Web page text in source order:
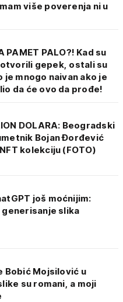
više poverenja ni u
PAMET PALO?! Kad su
gepek, ostali su
je mnogo naivan ako je
da će ovo da prođe!
DOLARA: Beogradski
Bojan Đorđević
kolekciju (FOTO)
još moćnijim:
slika
Bobić Mojsilović u
su romani, a moji